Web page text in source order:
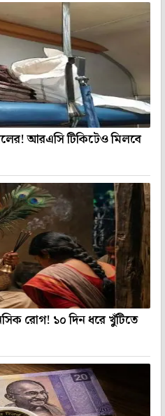
আরএসি টিকিটেও মিলবে
রোগ! ১০ দিন ধরে খুঁটিতে